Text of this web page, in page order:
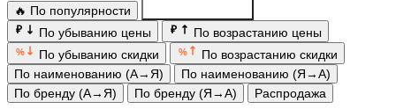
🔥 По популярности
₽ По убыванию цены ₽ По возрастанию цены
% По убыванию скидки %
По возрастанию скидки
По наименованию (А→Я)
По наименованию (Я→А)
По бренду (А→Я)
По бренду (Я→А) Распродажа